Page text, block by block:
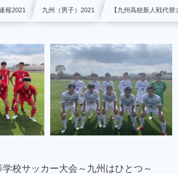
報2021 九州（男子）2021 【九州高校新人戦代
校サッカー大会～九州はひとつ～